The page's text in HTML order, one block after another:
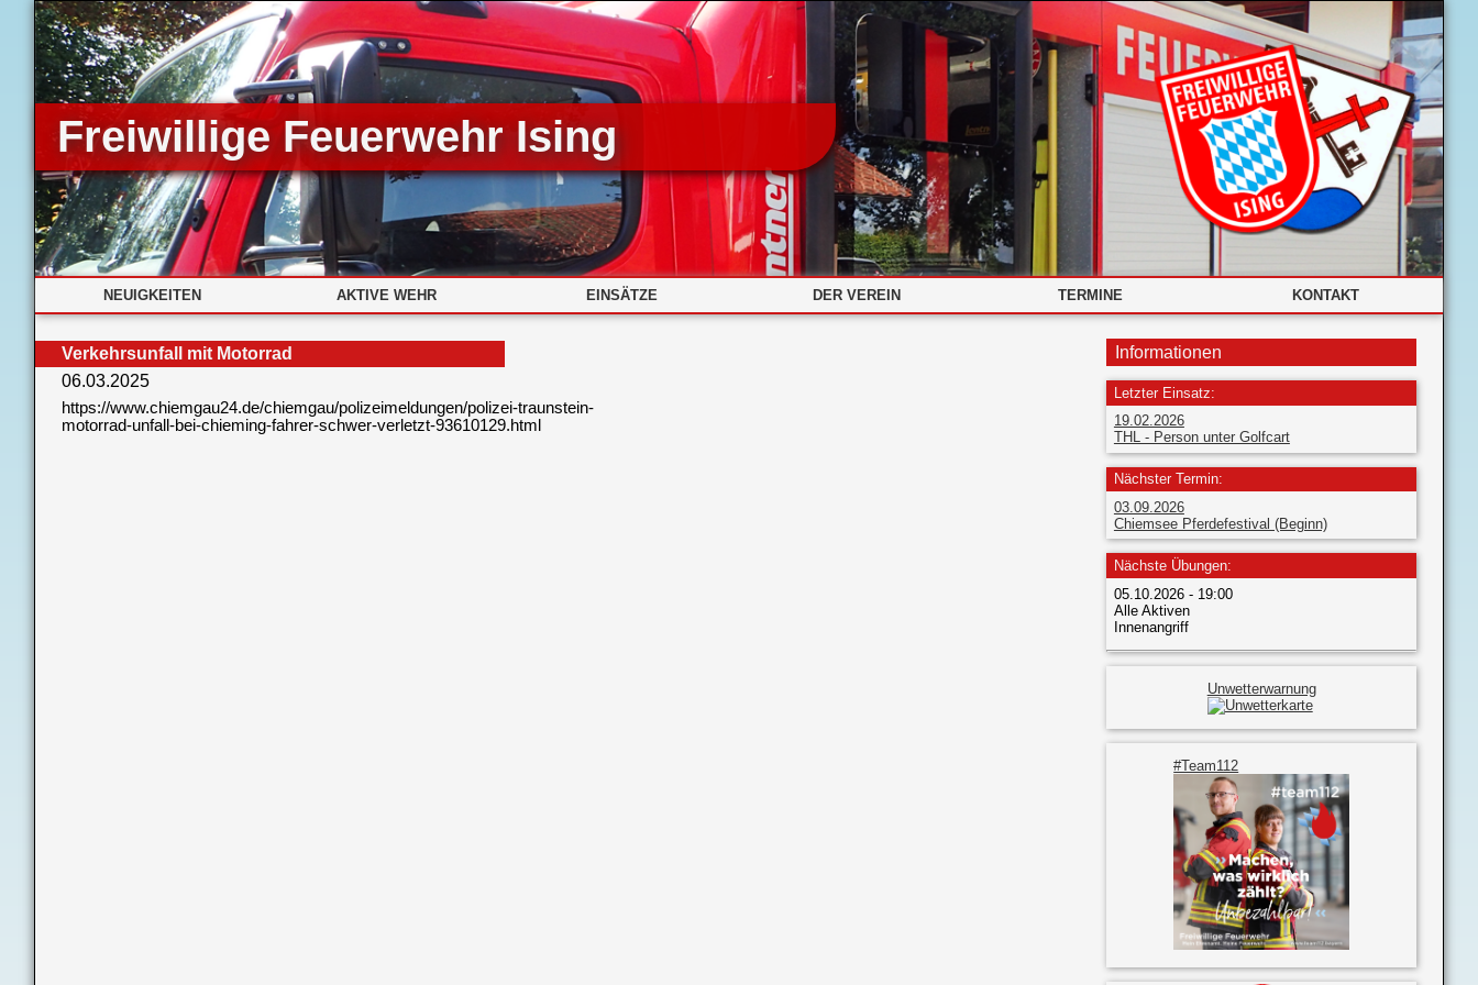
Freiwillige Feuerwehr Ising
NEUIGKEITEN AKTIVE WEHR EINSÄTZE DER VEREIN TERMINE KONTAKT
Verkehrsunfall mit Motorrad
06.03.2025
https://www.chiemgau24.de/chiemgau/polizeimeldungen/polizei-traunstein-
motorrad-unfall-bei-chieming-fahrer-schwer-verletzt-93610129.html
Informationen
Letzter Einsatz:
19.02.2026
THL - Person unter Golfcart
Nächster Termin:
03.09.2026
Chiemsee Pferdefestival (Beginn)
Nächste Übungen:
05.10.2026 - 19:00
Alle Aktiven
Innenangriff
Unwetterwarnung
#Team112